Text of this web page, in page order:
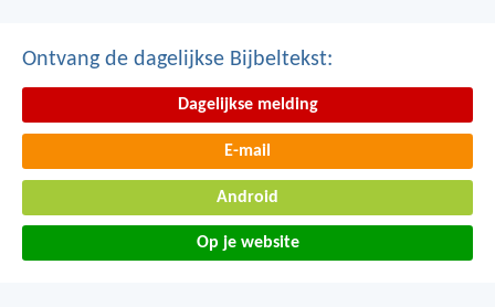
Ontvang de dagelijkse Bijbeltekst:
Dagelijkse melding
E-mail
Android
Op je website